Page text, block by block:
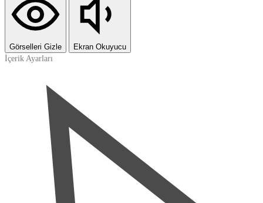
Görselleri Gizle
Ekran Okuyucu
İçerik Ayarları